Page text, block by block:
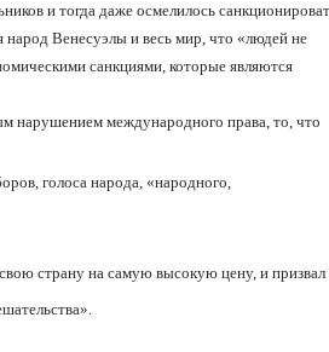
и тогда даже осмелилось
Венесуэлы и весь мир, что «людей не
санкциями, которые являются
нарушением международного права, то, что
голоса народа, «народного,
страну на самую высокую цену, и призвал